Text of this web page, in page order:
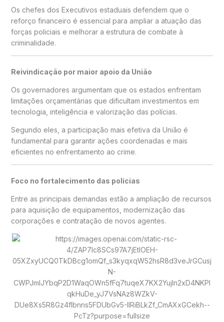
Os chefes dos Executivos estaduais defendem que o
reforço financeiro é essencial para ampliar a atuação das
forças policiais e melhorar a estrutura de combate à
criminalidade.
Reivindicação por maior apoio da União
Os governadores argumentam que os estados enfrentam
limitações orçamentárias que dificultam investimentos em
tecnologia, inteligência e valorização das polícias.
Segundo eles, a participação mais efetiva da União é
fundamental para garantir ações coordenadas e mais
eficientes no enfrentamento ao crime.
Foco no fortalecimento das polícias
Entre as principais demandas estão a ampliação de recursos
para aquisição de equipamentos, modernização das
corporações e contratação de novos agentes.